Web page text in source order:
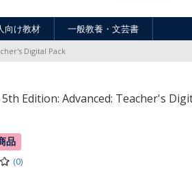
向け教材 一般教養・文芸書
Digital Pack
Edition: Advanced: Teacher's
品
(0)